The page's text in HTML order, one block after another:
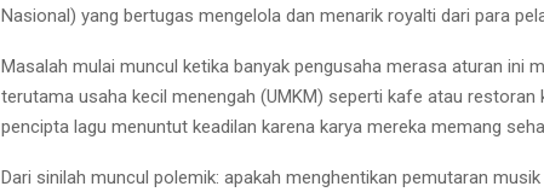
Nasional) yang bertugas mengelola dan menarik royalti dari para
Masalah mulai muncul ketika banyak pengusaha merasa aturan ini
terutama usaha kecil menengah (UMKM) seperti kafe atau restoran
pencipta lagu menuntut keadilan karena karya mereka memang
Dari sinilah muncul polemik: apakah menghentikan pemutaran